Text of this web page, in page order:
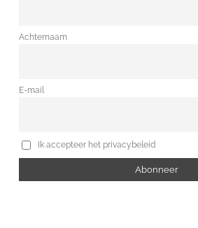
Achternaam
E-mail
Ik accepteer het privacybeleid